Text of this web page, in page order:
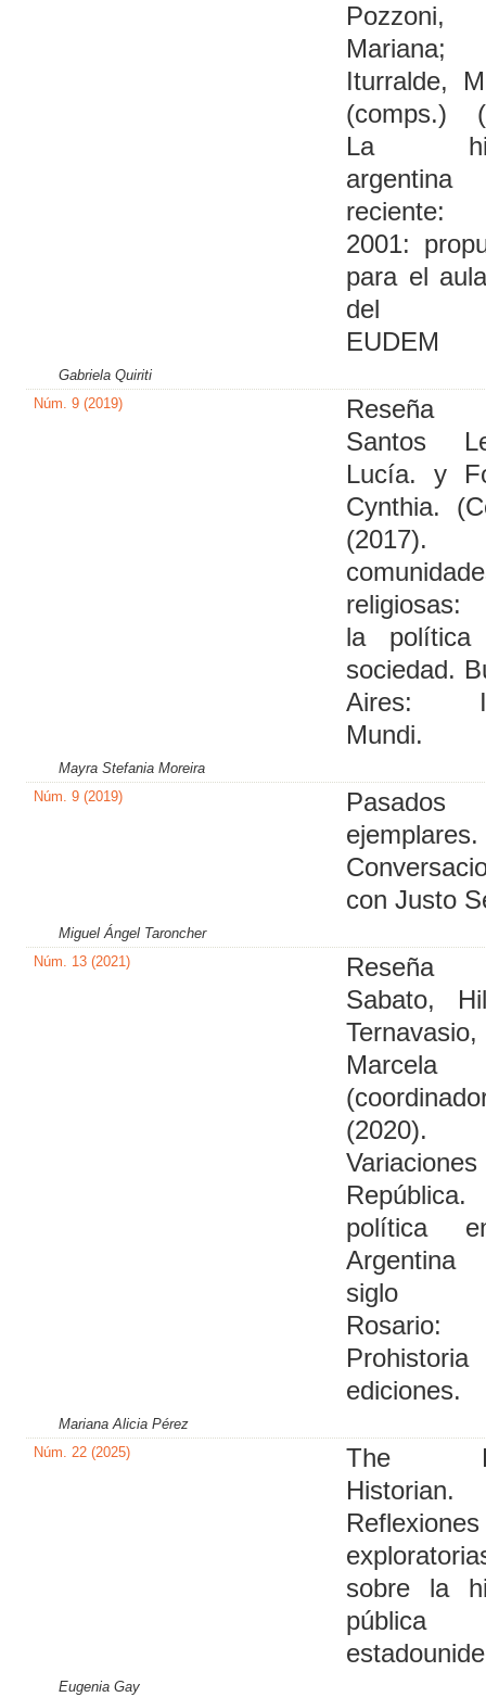
Pozzoni,
Mariana;
Iturralde,
(comps.)
La
argentina
reciente:
2001:
para el
del
EUDEM
Gabriela Quiriti
Núm. 9 (2019)
Santos
Lucía. y
Cynthia.
(2017).
religiosas:
la
sociedad.
Aires:
Mundi.
Mayra Stefania Moreira
Núm. 9 (2019)
Pasados
ejemplares.
con Justo
Miguel Ángel Taroncher
Núm. 13 (2021)
Sabato,
Ternavasio,
Marcela
(2020).
política
siglo
Rosario:
Prohistoria
ediciones.
Mariana Alicia Pérez
Núm. 22 (2025)
The
Historian.
Reflexiones
sobre la
pública
Eugenia Gay